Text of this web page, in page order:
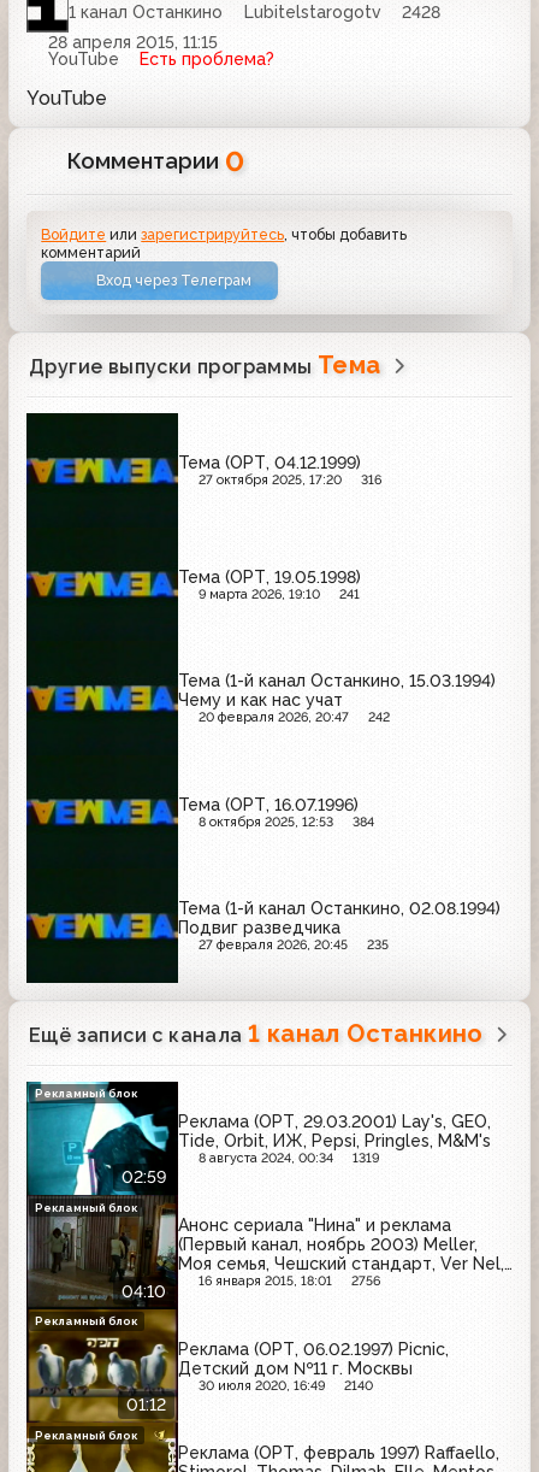
1 канал Останкино Lubitelstarogotv
2428
28 апреля 2015, 11:15
YouTube
Есть проблема?
YouTube
Комментарии 0
Войдите илизарегистрируйтесь , чтобы добавить
комментарий
Вход через Телеграм
Другие выпуски программы Тема
Тема (ОРТ, 04.12.1999)
27 октября 2025, 17:20 316
Тема (ОРТ, 19.05.1998)
9 марта 2026, 19:10 241
Тема (1-й канал Останкино, 15.03.1994)
Чему и как нас учат
20 февраля 2026, 20:47 242
Тема (ОРТ, 16.07.1996)
8 октября 2025, 12:53 384
Тема (1-й канал Останкино, 02.08.1994)
Подвиг разведчика
27 февраля 2026, 20:45 235
Ещё записи с канала 1 канал Останкино
02:59
Реклама (ОРТ, 29.03.2001) Lay's, GEO,
Tide, Orbit, ИЖ, Pepsi, Pringles, M&M's
8 августа 2024, 00:34 1319
Рекламный блок
04:10
Анонс сериала "Нина" и реклама
(Первый канал, ноябрь 2003) Meller,
Моя семья, Чешский стандарт, Ver Nel,
Добрый, Галстена, Covergirl, Чемпион,
16 января 2015, 18:01 2756
Рекламный блок
01:12
Реклама (ОРТ, 06.02.1997) Picnic,
Детский дом №11 г. Москвы
30 июля 2020, 16:49 2140
Рекламный блок
Реклама (ОРТ, февраль 1997) Raffaello,
Рекламный блок